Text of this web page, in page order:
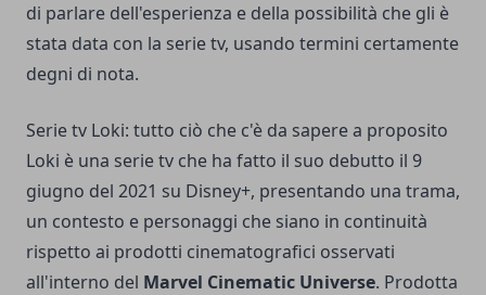
di parlare dell'esperienza e della possibilità che gli è
stata data con la serie tv, usando termini certamente
degni di nota.
Serie tv Loki: tutto ciò che c'è da sapere a proposito
Loki è una serie tv che ha fatto il suo debutto il 9
giugno del 2021 su Disney+, presentando una trama,
un contesto e personaggi che siano in continuità
rispetto ai prodotti cinematografici osservati
all'interno del Marvel Cinematic Universe. Prodotta